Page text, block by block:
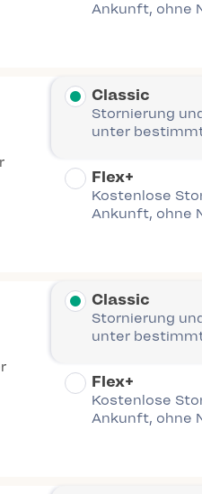
Ankunft, ohne
Classic
Stornierung
unter
Flex+
Kostenlose
Ankunft, ohne
Classic
Stornierung
unter
Flex+
Kostenlose
Ankunft, ohne